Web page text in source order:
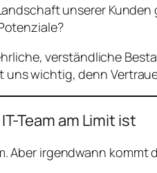
unserer
verständliche
wichtig, denn
Team am Limit ist
Aber irgendwann